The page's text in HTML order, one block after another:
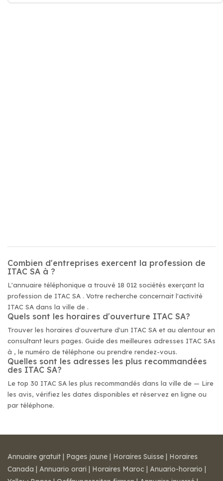
Combien d'entreprises exercent la profession de
ITAC SA à ?
L'annuaire téléphonique a trouvé 18 012 sociétés exerçant la
profession de ITAC SA . Votre recherche concernait l'activité
ITAC SA dans la ville de .
Quels sont les horaires d'ouverture ITAC SA?
Trouver les horaires d'ouverture d'un ITAC SA et au alentour en
consultant leurs pages. Guide des meilleures adresses ITAC SAs
à , le numéro de téléphone ou prendre rendez-vous.
Quelles sont les adresses les plus recommandées
des ITAC SA?
Le top 30 ITAC SA les plus recommandés dans la ville de — Lire
les avis, vérifiez les dates disponibles et réservez en ligne ou
par téléphone.
Annuaire gratuit | Pages jaune | Horaires Suisse | Horaires
Canada | Annuario orari | Horaires Maroc | Anuario-horario |